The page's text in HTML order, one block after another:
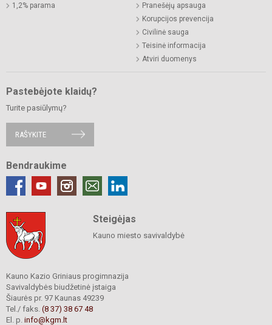
1,2% parama
Pranešėjų apsauga
Korupcijos prevencija
Civilinė sauga
Teisinė informacija
Atviri duomenys
Pastebėjote klaidų?
Turite pasiūlymų?
RAŠYKITE
Bendraukime
Steigėjas
Kauno miesto savivaldybė
Kauno Kazio Griniaus progimnazija
Savivaldybės biudžetinė įstaiga
Šiaurės pr. 97 Kaunas 49239
Tel./ faks. (8 37) 38 67 48
El. p. info@kgm.lt